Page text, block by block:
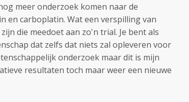
meer onderzoek komen naar de
en carboplatin. Wat een verspilling van
die meedoet aan zo'n trial. Je bent als
dat zelfs dat niets zal opleveren voor
onderzoek maar dit is mijn
resultaten toch maar weer een nieuwe